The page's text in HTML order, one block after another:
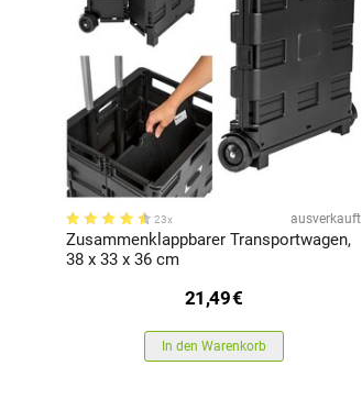
23x ausverkauft
Zusammenklappbarer Transportwagen,
38 x 33 x 36 cm
21,49€
In den Warenkorb